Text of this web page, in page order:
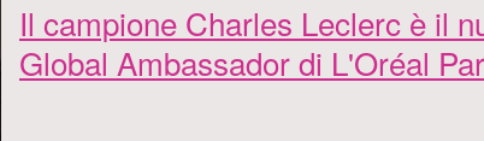
Il campione Charles Leclerc è il
Global Ambassador di L'Oréal